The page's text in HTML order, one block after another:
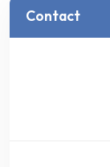
Contact